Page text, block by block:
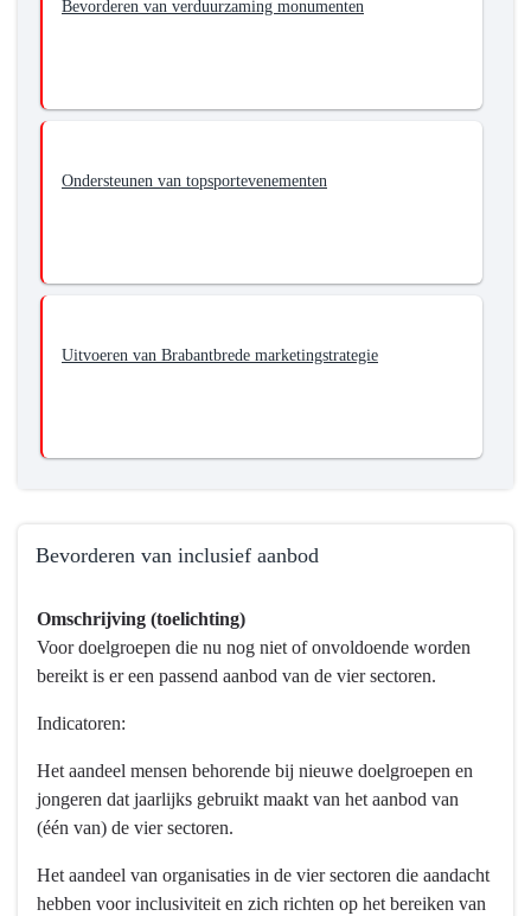
Bevorderen van verduurzaming monumenten
Ondersteunen van topsportevenementen
Uitvoeren van Brabantbrede marketingstrategie
Bevorderen van inclusief aanbod
naar
navigatie
Programma
Vrijetijd,
Cultuur,
Sport
Erfgoed
Omschrijving (toelichting)
Voor doelgroepen die nu nog niet of onvoldoende worden
bereikt is er een passend aanbod van de vier sectoren.
Indicatoren:
Het aandeel mensen behorende bij nieuwe doelgroepen en
jongeren dat jaarlijks gebruikt maakt van het aanbod van
(één van) de vier sectoren.
Het aandeel van organisaties in de vier sectoren die aandacht
hebben voor inclusiviteit en zich richten op het bereiken van